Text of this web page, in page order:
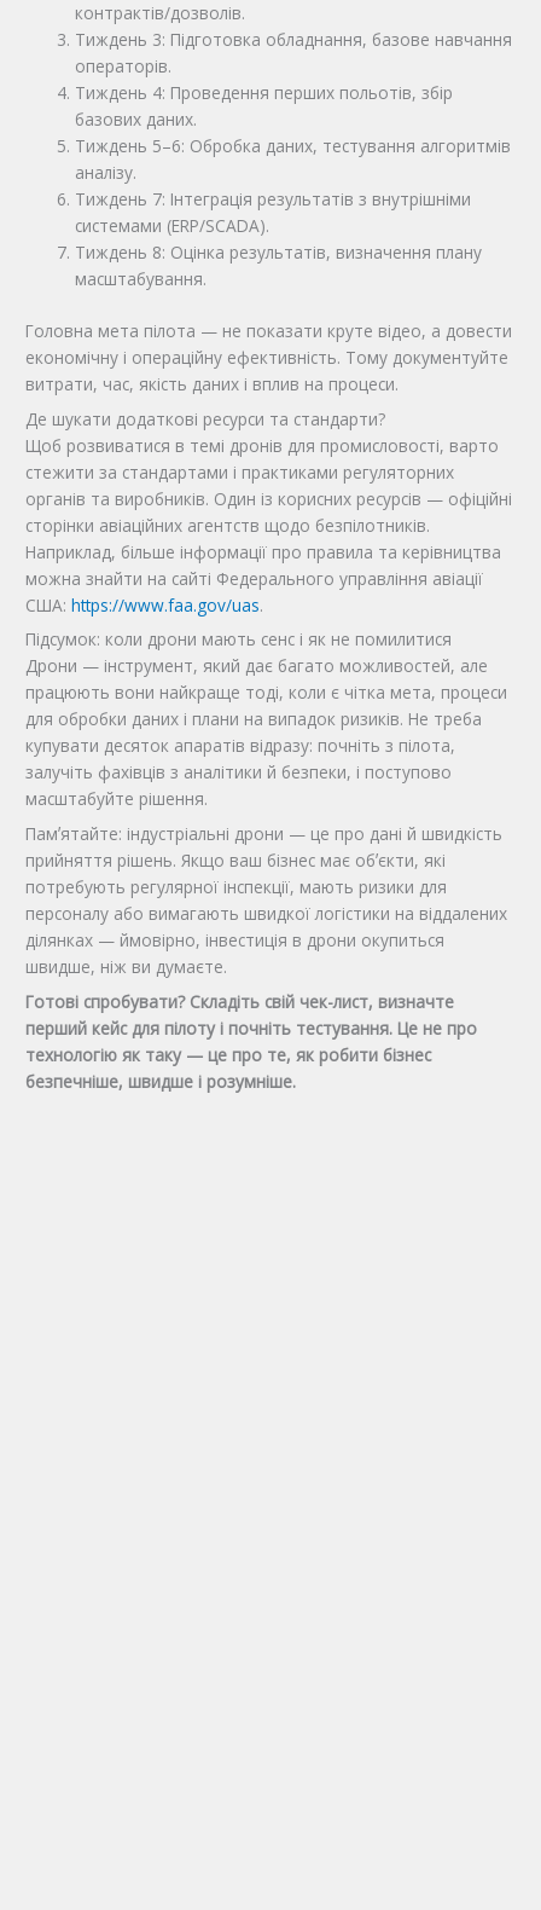
контрактів/дозволів.
Тиждень 3: Підготовка обладнання, базове навчання
операторів.
Тиждень 4: Проведення перших польотів, збір
базових даних.
Тиждень 5–6: Обробка даних, тестування алгоритмів
аналізу.
Тиждень 7: Інтеграція результатів з внутрішніми
системами (ERP/SCADA).
Тиждень 8: Оцінка результатів, визначення плану
масштабування.
Головна мета пілота — не показати круте відео, а довести
економічну і операційну ефективність. Тому документуйте
витрати, час, якість даних і вплив на процеси.
Де шукати додаткові ресурси та стандарти?
Щоб розвиватися в темі дронів для промисловості, варто
стежити за стандартами і практиками регуляторних
органів та виробників. Один із корисних ресурсів — офіційні
сторінки авіаційних агентств щодо безпілотників.
Наприклад, більше інформації про правила та керівництва
можна знайти на сайті Федерального управління авіації
США:https://www.faa.gov/uas.
Підсумок: коли дрони мають сенс і як не помилитися
Дрони — інструмент, який дає багато можливостей, але
працюють вони найкраще тоді, коли є чітка мета, процеси
для обробки даних і плани на випадок ризиків. Не треба
купувати десяток апаратів відразу: почніть з пілота,
залучіть фахівців з аналітики й безпеки, і поступово
масштабуйте рішення.
Памʼятайте: індустріальні дрони — це про дані й швидкість
прийняття рішень. Якщо ваш бізнес має обʼєкти, які
потребують регулярної інспекції, мають ризики для
персоналу або вимагають швидкої логістики на віддалених
ділянках — ймовірно, інвестиція в дрони окупиться
швидше, ніж ви думаєте.
Готові спробувати? Складіть свій чек-лист, визначте
перший кейс для пілоту і почніть тестування. Це не про
технологію як таку — це про те, як робити бізнес
безпечніше, швидше і розумніше.